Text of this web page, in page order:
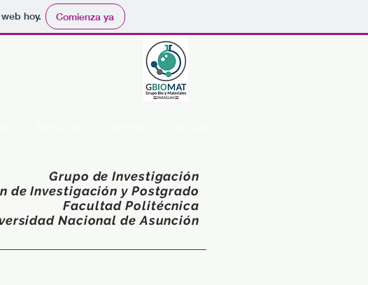
hoy. Comienza ya
Grupo de Investigación
de Investigación y Postgrado
Facultad Politécnica
Nacional de Asunción